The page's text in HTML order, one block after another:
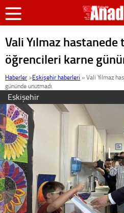
Vali Yılmaz
öğrencileri karne
Haberler >Eskişehir haberleri »Vali Yılmaz
gününde unutmadı
Eskişehir